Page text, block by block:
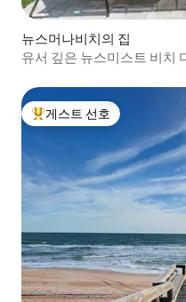
뉴스머나비치의 집
유서 깊은 뉴스미스트 비치
상위 게스트 선호
게스트 선호